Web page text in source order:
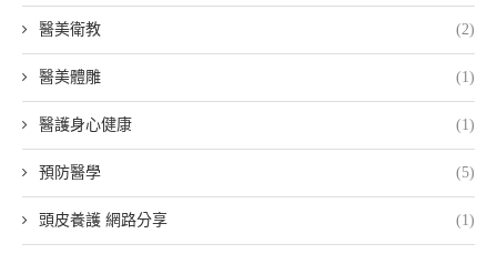
醫美衛教 (2)
醫美體雕 (1)
醫護身心健康 (1)
預防醫學 (5)
頭皮養護 網路分享 (1)